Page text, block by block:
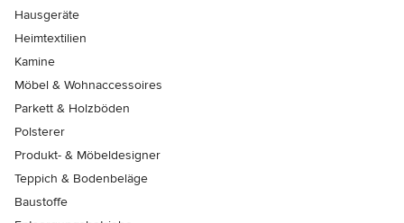
Hausgeräte
Heimtextilien
Kamine
Möbel & Wohnaccessoires
Parkett & Holzböden
Polsterer
Produkt- & Möbeldesigner
Teppich & Bodenbeläge
Baustoffe